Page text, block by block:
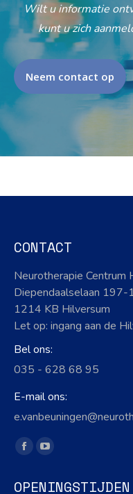
Wilt u informatie
kunt u zich
Neem contact op
CONTACT
Neurotherapie Centrum
Diependaalselaan 197-
1214 KB Hilversum
Let op: ingang aan de
Bel ons:
035 - 628 68 95
E-mail ons:
Vind ons op:
Facebook
opens
YouTube
opens
OPENINGSTIJDEN